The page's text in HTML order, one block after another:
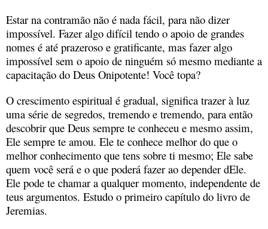
Estar na contramão não é nada fácil, para não dizer
impossível. Fazer algo difícil tendo o apoio de grandes
nomes é até prazeroso e gratificante, mas fazer algo
impossível sem o apoio de ninguém só mesmo mediante a
capacitação do Deus Onipotente! Você topa?
O crescimento espiritual é gradual, significa trazer à luz
uma série de segredos, tremendo e tremendo, para então
descobrir que Deus sempre te conheceu e mesmo assim,
Ele sempre te amou. Ele te conhece melhor do que o
melhor conhecimento que tens sobre ti mesmo; Ele sabe
quem você será e o que poderá fazer ao depender dEle.
Ele pode te chamar a qualquer momento, independente de
teus argumentos. Estudo o primeiro capítulo do livro de
Jeremias.